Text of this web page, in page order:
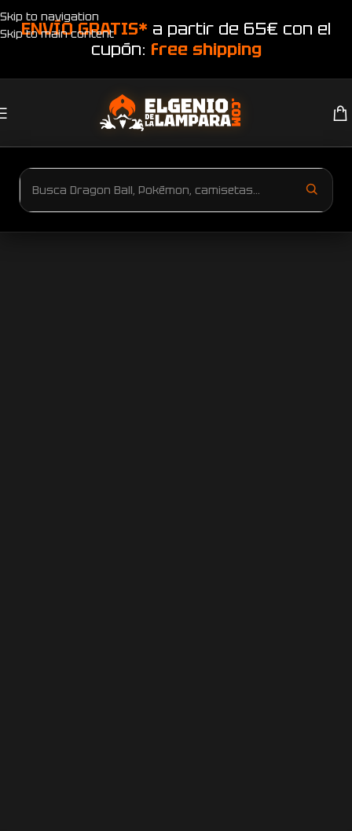
Skip to navigation
Skip to main content
ENVÍO GRATIS* a partir de 65€ con el
cupón: free shipping